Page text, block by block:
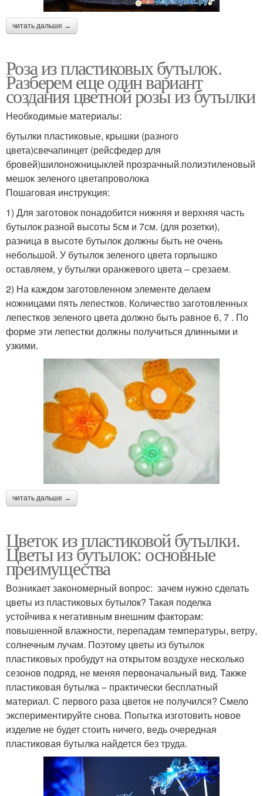
читать дальше →
Роза из пластиковых бутылок.
Разберем еще один вариант
создания цветной розы из бутылки
Необходимые материалы:
бутылки пластиковые, крышки (разного
цвета)свечапинцет (рейсфедер для
бровей)шилоножницыклей прозрачный.полиэтиленовый
мешок зеленого цветапроволока
Пошаговая инструкция:
1) Для заготовок понадобится нижняя и верхняя часть
бутылок разной высоты 5см и 7см. (для розетки),
разница в высоте бутылок должны быть не очень
небольшой. У бутылок зеленого цвета горлышко
оставляем, у бутылки оранжевого цвета – срезаем.
2) На каждом заготовленном элементе делаем
ножницами пять лепестков. Количество заготовленных
лепестков зеленого цвета должно быть равное 6, 7 . По
форме эти лепестки должны получиться длинными и
узкими.
читать дальше →
Цветок из пластиковой бутылки.
Цветы из бутылок: основные
преимущества
Возникает закономерный вопрос: зачем нужно сделать
цветы из пластиковых бутылок? Такая поделка
устойчива к негативным внешним факторам:
повышенной влажности, перепадам температуры, ветру,
солнечным лучам. Поэтому цветы из бутылок
пластиковых пробудут на открытом воздухе несколько
сезонов подряд, не меняя первоначальный вид. Также
пластиковая бутылка – практически бесплатный
материал. С первого раза цветок не получился? Смело
экспериментируйте снова. Попытка изготовить новое
изделие не будет стоить ничего, ведь очередная
пластиковая бутылка найдется без труда.